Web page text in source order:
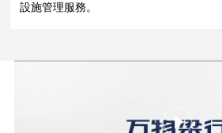
設施管理服務。